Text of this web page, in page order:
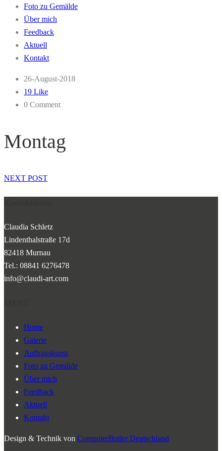
Foto zu Gemälde
Über mich
Feedback
Aktuell
Kontakt
26-August-2018
19 Like
0 Comment
Montag
NEXT POST
Claudia Schletz
Lindenthalstraße 17d
82418 Murnau
Tel.: 08841 6276478
info@claudi-art.com
Home
Galerie
Auftragskunst
Foto zu Gemälde
Über mich
Feedback
Aktuell
Kontakt
Design & Technik von ComputerButler Deutschland